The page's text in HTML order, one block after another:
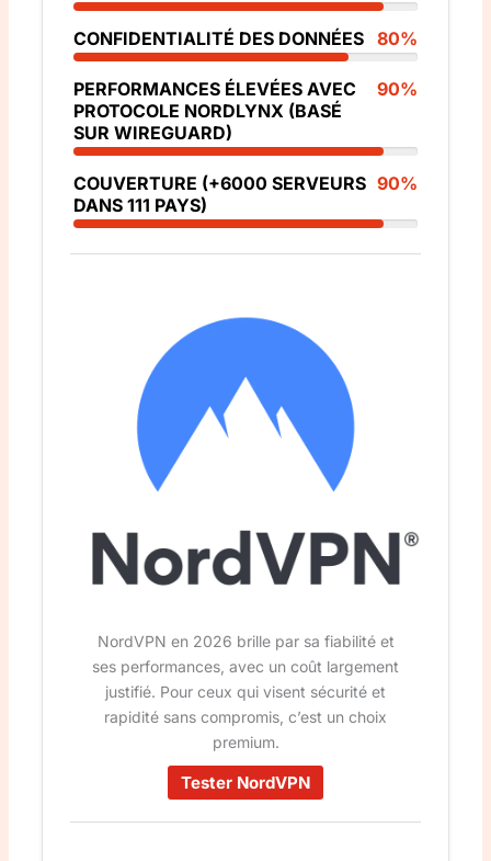
CONFIDENTIALITÉ DES DONNÉES 80%
PERFORMANCES ÉLEVÉES AVEC
PROTOCOLE NORDLYNX (BASÉ
SUR WIREGUARD)
90%
COUVERTURE (+6000 SERVEURS
DANS 111 PAYS)
90%
NordVPN en 2026 brille par sa fiabilité et
ses performances, avec un coût largement
justifié. Pour ceux qui visent sécurité et
rapidité sans compromis, c’est un choix
premium.
Tester NordVPN